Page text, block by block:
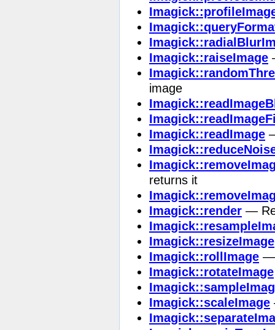
Imagick::raiseImage
image
Imagick::readImage
returns it
Imagick::render —
Imagick::resizeImage
Imagick::rollImage —
Imagick::rotateImage
Imagick::scaleImage